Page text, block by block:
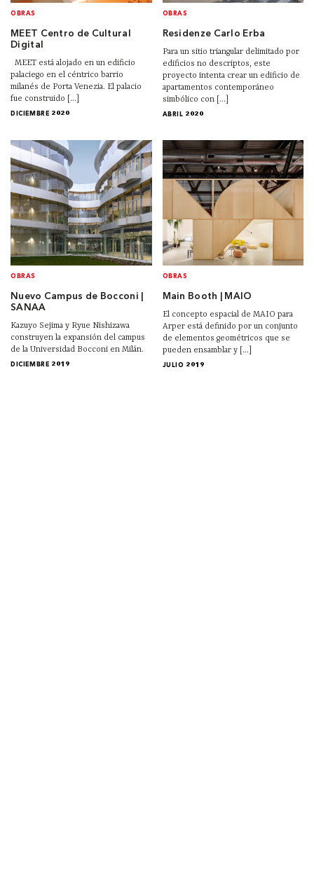
OBRAS
MEET Centro de Cultural
Digital
MEET está alojado en un edificio
palaciego en el céntrico barrio
milanés de Porta Venezia. El palacio
fue construido [...]
DICIEMBRE 2020
OBRAS
Residenze Carlo Erba
Para un sitio triangular delimitado por
edificios no descriptos, este
proyecto intenta crear un edificio de
apartamentos contemporáneo
simbólico con [...]
ABRIL 2020
OBRAS
Nuevo Campus de Bocconi |
SANAA
Kazuyo Sejima y Ryue Nishizawa
construyen la expansión del campus
de la Universidad Bocconi en Milán.
DICIEMBRE 2019
OBRAS
Main Booth | MAIO
El concepto espacial de MAIO para
Arper está definido por un conjunto
de elementos geométricos que se
pueden ensamblar y [...]
JULIO 2019